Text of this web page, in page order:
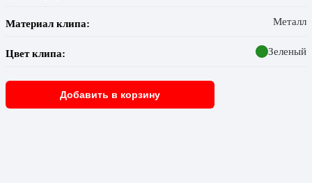
Материал клипа: Металл
Цвет клипа: Зеленый
Добавить в корзину